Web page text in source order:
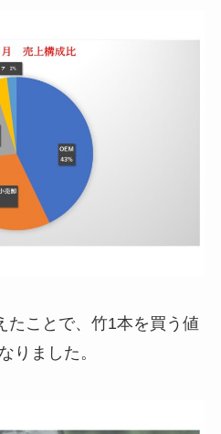
たことで、竹1本を買う値
りました。